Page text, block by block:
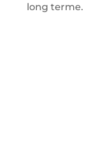
long terme.